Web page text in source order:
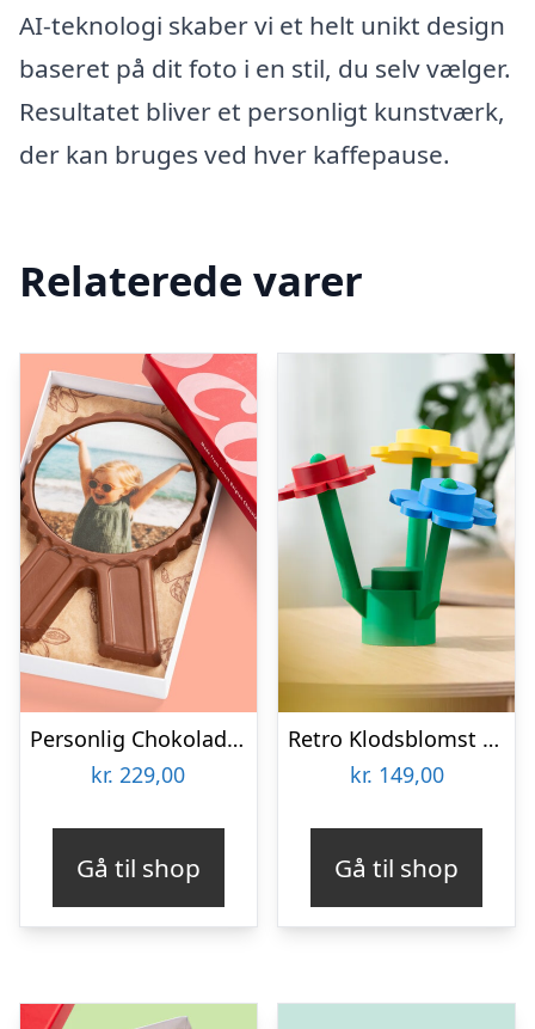
AI-teknologi skaber vi et helt unikt design
baseret på dit foto i en stil, du selv vælger.
Resultatet bliver et personligt kunstværk,
der kan bruges ved hver kaffepause.
Relaterede varer
Personlig Chokolademedalje med Billede
kr. 229,00
Gå til shop
Retro Klodsblomst – Mellem
kr. 149,00
Gå til shop